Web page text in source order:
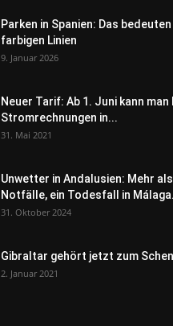
Parken in Spanien: Das
farbigen Linien
9. Januar 2026
Neuer Tarif: Ab 1. Juni kann man
Stromrechnungen in...
31. Mai 2021
Unwetter in Andalusien: Mehr
Notfälle, ein Todesfall in
31. Oktober 2024
Gibraltar gehört jetzt zum
2. Januar 2021